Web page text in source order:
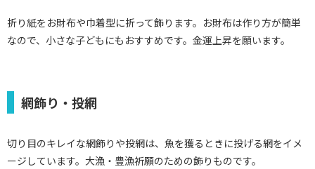
折り紙をお財布や巾着型に折って飾ります。お財布は作り方が簡単
なので、小さな子どもにもおすすめです。金運上昇を願います。
網飾り・投網
切り目のキレイな網飾りや投網は、魚を獲るときに投げる網をイメ
ージしています。大漁・豊漁祈願のための飾りものです。